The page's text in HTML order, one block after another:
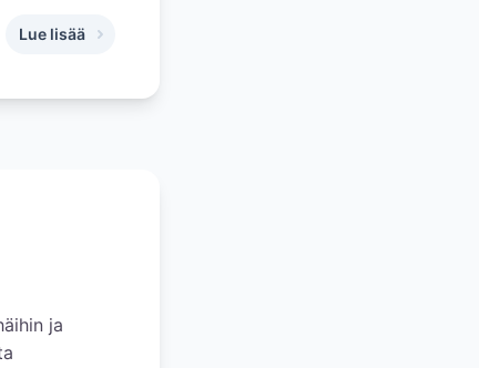
Lue lisää
,Miksi kannattaa palkata hääsuunnittelija, vaikka pystyisin
ja